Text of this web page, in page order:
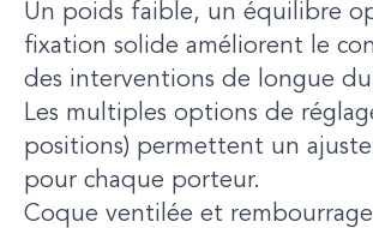
Un poids faible, un équilibre
fixation solide améliorent le
des interventions de longue
Les multiples options de
positions) permettent un
pour chaque porteur.
Coque ventilée et